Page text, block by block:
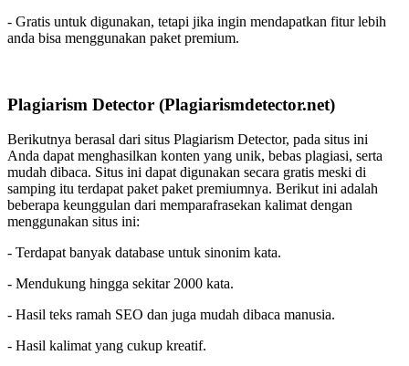
- Gratis untuk digunakan, tetapi jika ingin mendapatkan fitur lebih
anda bisa menggunakan paket premium.
Plagiarism Detector (Plagiarismdetector.net)
Berikutnya berasal dari situs Plagiarism Detector, pada situs ini
Anda dapat menghasilkan konten yang unik, bebas plagiasi, serta
mudah dibaca. Situs ini dapat digunakan secara gratis meski di
samping itu terdapat paket paket premiumnya. Berikut ini adalah
beberapa keunggulan dari memparafrasekan kalimat dengan
menggunakan situs ini:
- Terdapat banyak database untuk sinonim kata.
- Mendukung hingga sekitar 2000 kata.
- Hasil teks ramah SEO dan juga mudah dibaca manusia.
- Hasil kalimat yang cukup kreatif.